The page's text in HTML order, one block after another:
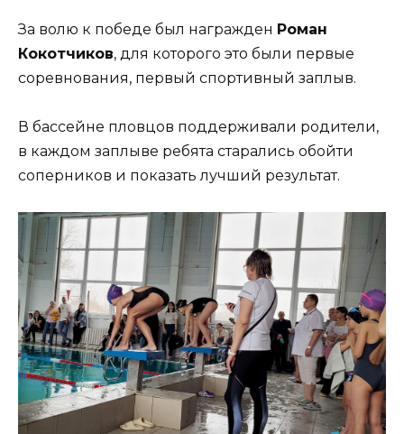
За волю к победе был награжден Роман
Кокотчиков, для которого это были первые
соревнования, первый спортивный заплыв.
В бассейне пловцов поддерживали родители,
в каждом заплыве ребята старались обойти
соперников и показать лучший результат.